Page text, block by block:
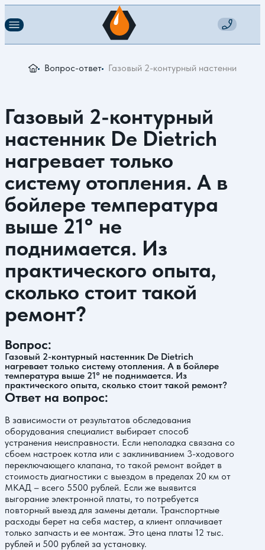
Вопрос-ответ Газовый 2-контурный настенник De
Газовый 2-контурный
настенник De Dietrich
нагревает только
систему отопления. А в
бойлере температура
выше 21° не
поднимается. Из
практического опыта,
сколько стоит такой
ремонт?
Вопрос:
Газовый 2-контурный настенник De Dietrich
нагревает только систему отопления. А в бойлере
температура выше 21° не поднимается. Из
практического опыта, сколько стоит такой ремонт?
Ответ на вопрос:
В зависимости от результатов обследования
оборудования специалист выбирает способ
устранения неисправности. Если неполадка связана со
сбоем настроек котла или с заклиниванием 3-ходового
переключающего клапана, то такой ремонт войдет в
стоимость диагностики с выездом в пределах 20 км от
МКАД – всего 5500 рублей. Если же выявится
выгорание электронной платы, то потребуется
повторный выезд для замены детали. Транспортные
расходы берет на себя мастер, а клиент оплачивает
только запчасть и ее монтаж. Это цена платы 12 тыс.
рублей и 500 рублей за установку.